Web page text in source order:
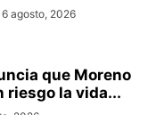
6 agosto, 2026
que Moreno
riesgo la vida...